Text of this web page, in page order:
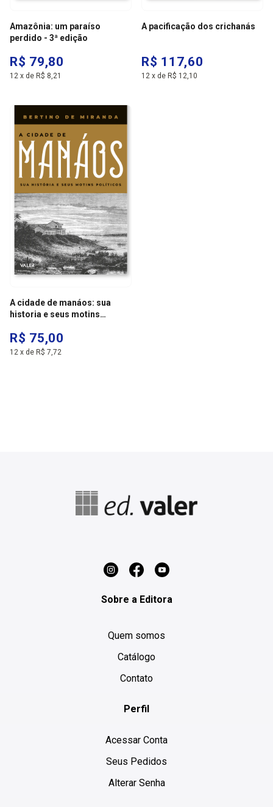
Amazônia: um paraíso
perdido - 3ª edição
R$ 79,80
12 x de R$ 8,21
A pacificação dos crichanás
R$ 117,60
12 x de R$ 12,10
A cidade de manáos: sua
historia e seus motins
R$ 75,00
12 x de R$ 7,72
Sobre a Editora
Quem somos
Catálogo
Contato
Perfil
Acessar Conta
Seus Pedidos
Alterar Senha